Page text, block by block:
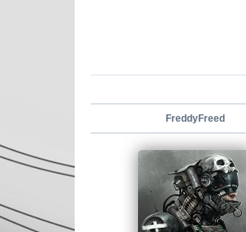
FreddyFreed